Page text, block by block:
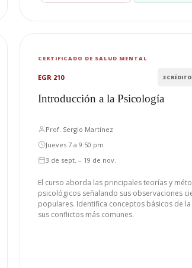
CERTIFICADO DE SALUD MENTAL
EGR 210 3
Introducción a la Psicología
Prof. Sergio Martínez
Jueves 7 a 9:50 pm
3 de sept. – 19 de nov.
El curso aborda las principales teorías y
psicológicos señalando sus observaciones
populares. Identifica conceptos básicos de
sus conflictos más comunes.